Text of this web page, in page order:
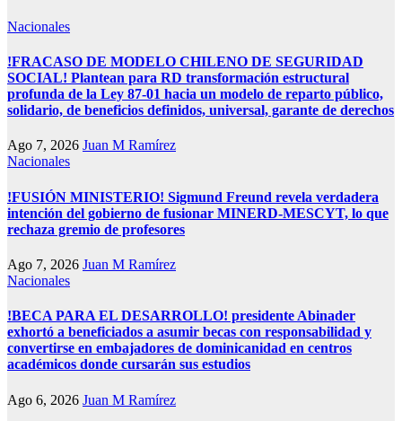
Nacionales
!FRACASO DE MODELO CHILENO DE SEGURIDAD
SOCIAL! Plantean para RD transformación estructural
profunda de la Ley 87-01 hacia un modelo de reparto público,
solidario, de beneficios definidos, universal, garante de derechos
Ago 7, 2026 Juan M Ramírez
Nacionales
!FUSIÓN MINISTERIO! Sigmund Freund revela verdadera
intención del gobierno de fusionar MINERD-MESCYT, lo que
rechaza gremio de profesores
Ago 7, 2026 Juan M Ramírez
Nacionales
!BECA PARA EL DESARROLLO! presidente Abinader
exhortó a beneficiados a asumir becas con responsabilidad y
convertirse en embajadores de dominicanidad en centros
académicos donde cursarán sus estudios
Ago 6, 2026 Juan M Ramírez